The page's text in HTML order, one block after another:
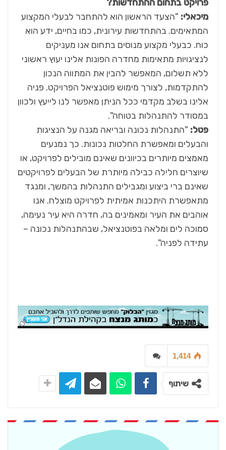
פרויקט בתחום ההתחדשות?
מיכאלי: "הצעד הראשון הוא להתחבר לבעלי המקצוע
המתאימים. בהתחדשות עירונית, כמו בחיים, ידע הוא
כוח. כבעלי מקצוע מנוסים בתחום אנו מעניקים
לנציגויות מתאימות מחדרה הפונות אלינו יעוץ ראשוני
ללא תשלום, המאפשר להבין את המתווה הנכון
להתקדמות, לצורך מימוש פוטנציאל הפרויקט. פניה
אלינו בשלב מקדמי ככל הניתן מאפשר לנו לייעץ ולכוון
במסודר להתנהלות בטוחה".
פטל: "התנהלות נכונה ובריאה מגנה על הנציגות
והבעלים ומאפשרת החלטות נכונות. כך נמנעים
מאמצים מיותרים בכיוונים שאינם מובילים לפרויקט, או
שיוצרים חלילה כבילה מיותרת של הבעלים לפרויקטים
שאינם ברי ביצוע ומגבילים התנהלות בהמשך, ומנגד
מתאפשרת היתכנות אמיתית לפרויקט מוצלח. אנו
אוהבים את העיר ומאמינים בה, חדרה היא עיר נעימה,
סמוכה לים ומלאה בפוטנציאל, שבהתנהלות נכונה –
עתידה לפניה".
1,414
שיתוף